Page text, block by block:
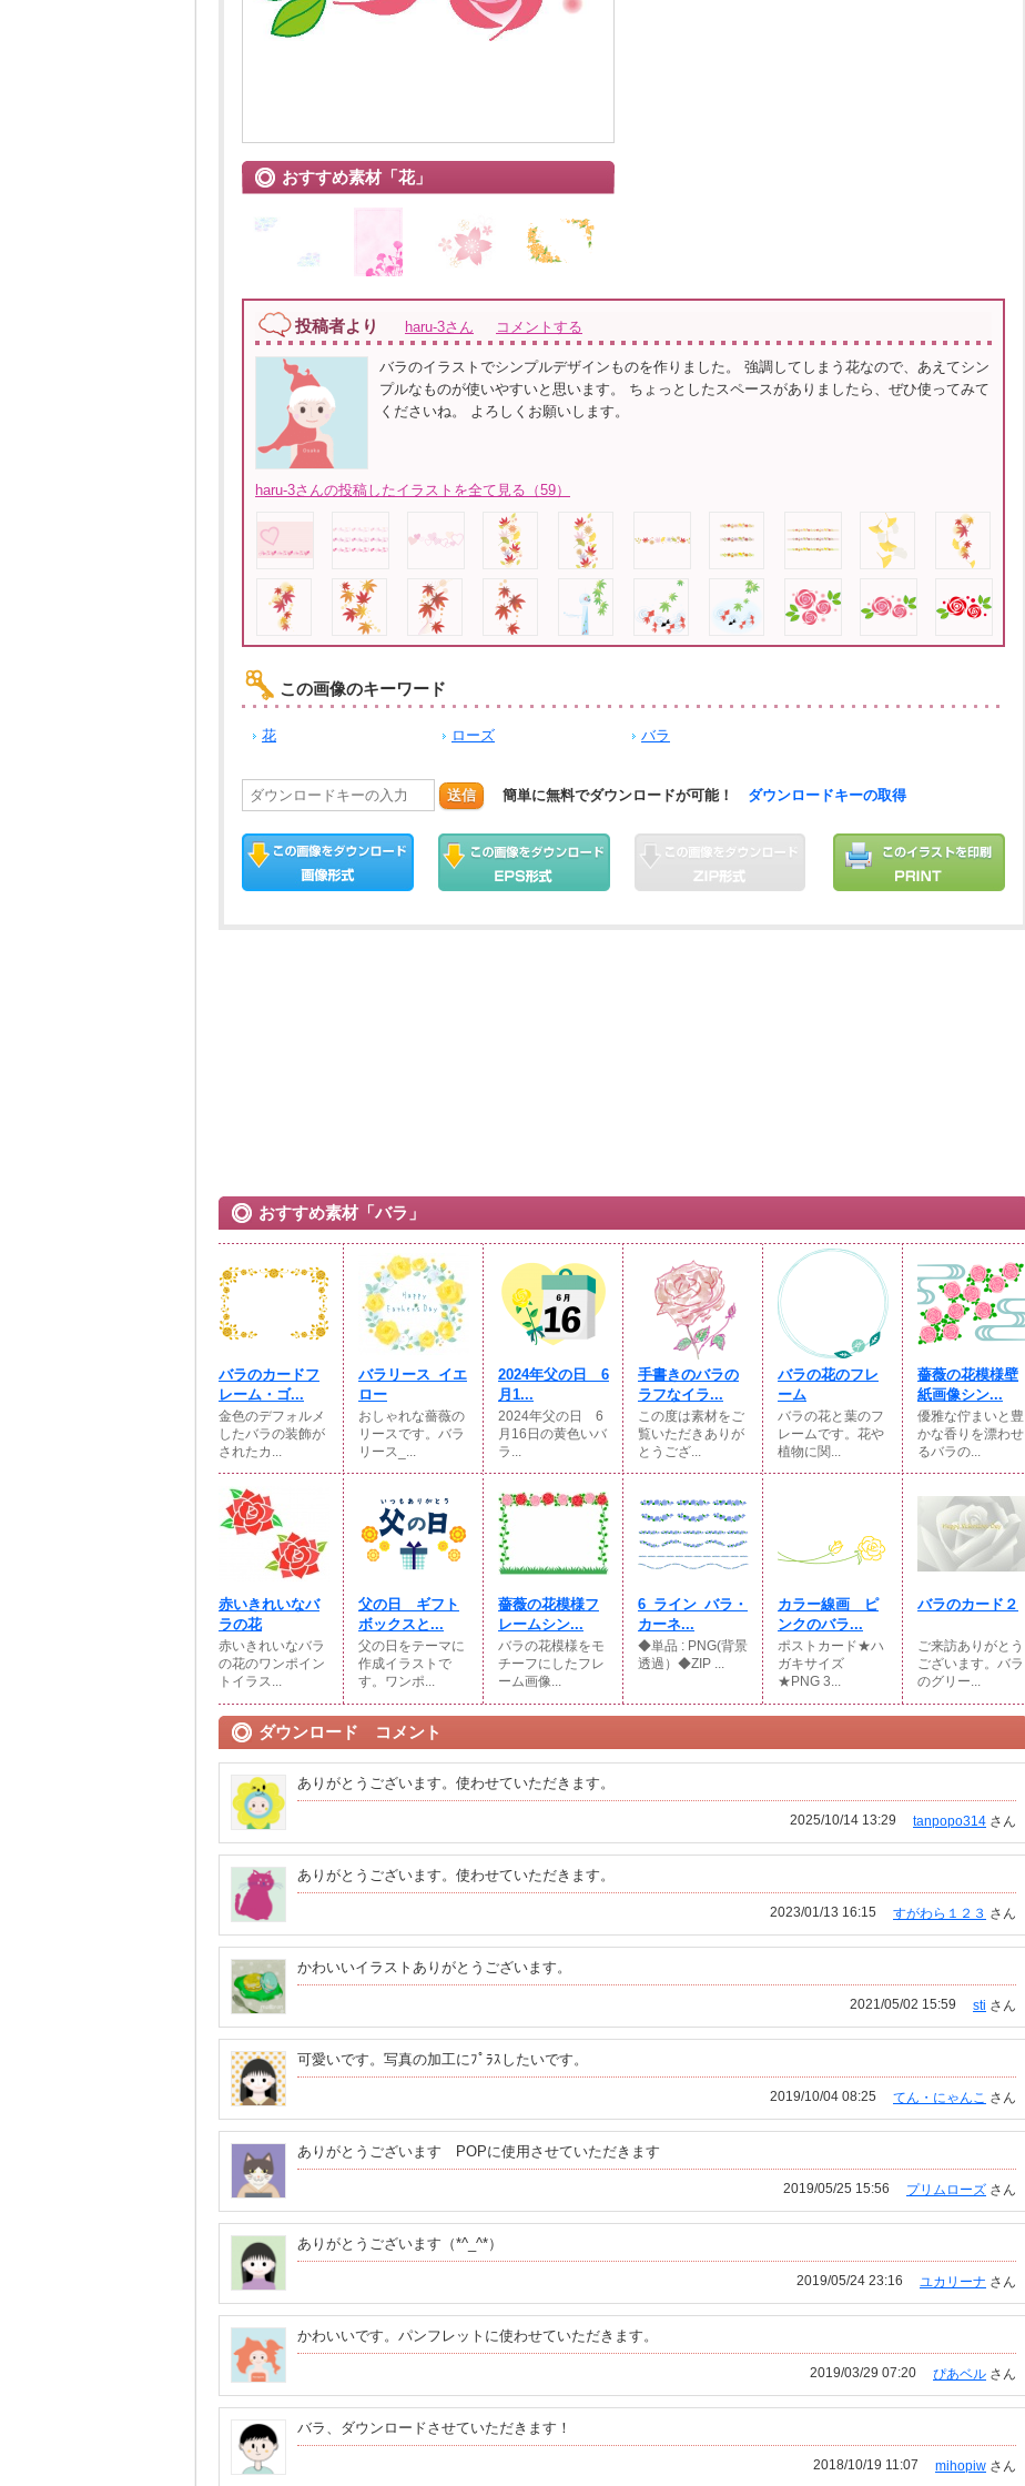
おすすめ素材「花」
投稿者より haru-3さん コメントする
バラのイラストでシンプルデザインものを作りました。 強調してしまう花なので、あえてシン
プルなものが使いやすいと思います。 ちょっとしたスペースがありましたら、ぜひ使ってみて
くださいね。 よろしくお願いします。
haru-3さんの投稿したイラストを全て見る（59）
この画像のキーワード
花 ローズ バラ
送信 簡単に無料でダウンロードが可能！ ダウンロードキーの取得
おすすめ素材「バラ」
バラのカードフ
レーム・ゴ...
金色のデフォルメ
したバラの装飾が
されたカ...
バラリース_イエ
ロー
おしゃれな薔薇の
リースです。バラ
リース_...
2024年父の日 6
月1...
2024年父の日 6
月16日の黄色いバ
ラ...
手書きのバラの
ラフなイラ...
この度は素材をご
覧いただきありが
とうござ...
バラの花のフレ
ーム
バラの花と葉のフ
レームです。花や
植物に関...
薔薇の花模様壁
紙画像シン...
優雅な佇まいと豊
かな香りを漂わせ
るバラの...
赤いきれいなバ
ラの花
赤いきれいなバラ
の花のワンポイン
トイラス...
父の日 ギフト
ボックスと...
父の日をテーマに
作成イラストで
す。ワンポ...
薔薇の花模様フ
レームシン...
バラの花模様をモ
チーフにしたフレ
ーム画像...
6_ライン_バラ・
カーネ...
◆単品 : PNG(背景
透過）◆ZIP ...
カラー線画 ピ
ンクのバラ...
ポストカード★ハ
ガキサイズ
★PNG 3...
バラのカード２
ご来訪ありがとう
ございます。バラ
のグリー...
ダウンロード コメント
ありがとうございます。使わせていただきます。
tanpopo314 さん
2025/10/14 13:29
ありがとうございます。使わせていただきます。
すがわら１２３ さん
2023/01/13 16:15
かわいいイラストありがとうございます。
sti さん
2021/05/02 15:59
可愛いです。写真の加工にﾌﾟﾗｽしたいです。
てん・にゃんこ さん
2019/10/04 08:25
ありがとうございます POPに使用させていただきます
プリムローズ さん
2019/05/25 15:56
ありがとうございます（*^_^*）
ユカリーナ さん
2019/05/24 23:16
かわいいです。パンフレットに使わせていただきます。
ぴあベル さん
2019/03/29 07:20
バラ、ダウンロードさせていただきます！
mihopiw さん
2018/10/19 11:07